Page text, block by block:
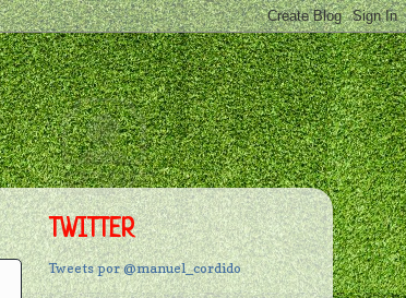
TWITTER
Tweets por @manuel_cordido